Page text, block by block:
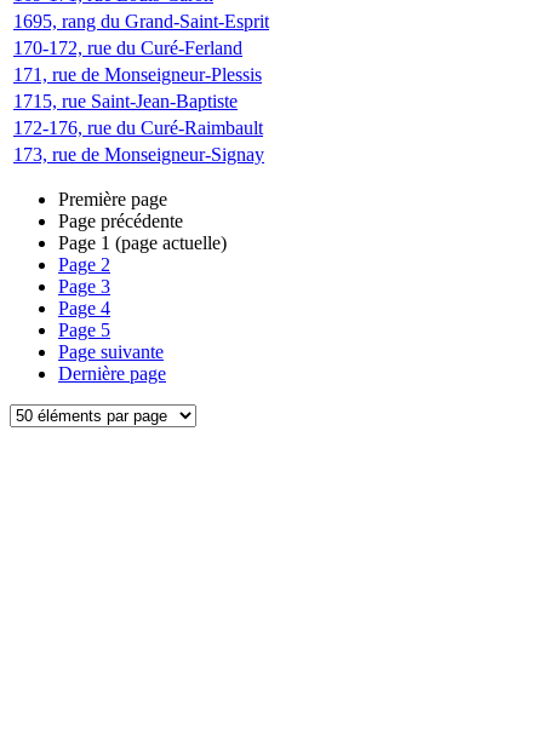
1695, rang du Grand-Saint-Esprit
170-172, rue du Curé-Ferland
171, rue de Monseigneur-Plessis
1715, rue Saint-Jean-Baptiste
172-176, rue du Curé-Raimbault
173, rue de Monseigneur-Signay
Première page
Page précédente
Page 1 (page actuelle)
Page 2
Page 3
Page 4
Page 5
Page suivante
Dernière page